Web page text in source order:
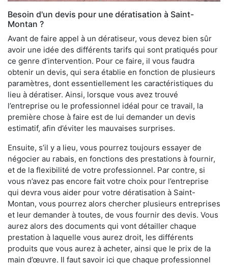
Besoin d'un devis pour une dératisation à Saint-
Montan ?
Avant de faire appel à un dératiseur, vous devez bien sûr
avoir une idée des différents tarifs qui sont pratiqués pour
ce genre d’intervention. Pour ce faire, il vous faudra
obtenir un devis, qui sera établie en fonction de plusieurs
paramètres, dont essentiellement les caractéristiques du
lieu à dératiser. Ainsi, lorsque vous avez trouvé
l’entreprise ou le professionnel idéal pour ce travail, la
première chose à faire est de lui demander un devis
estimatif, afin d’éviter les mauvaises surprises.
Ensuite, s’il y a lieu, vous pourrez toujours essayer de
négocier au rabais, en fonctions des prestations à fournir,
et de la flexibilité de votre professionnel. Par contre, si
vous n’avez pas encore fait votre choix pour l’entreprise
qui devra vous aider pour votre dératisation à Saint-
Montan, vous pourrez alors chercher plusieurs entreprises
et leur demander à toutes, de vous fournir des devis. Vous
aurez alors des documents qui vont détailler chaque
prestation à laquelle vous aurez droit, les différents
produits que vous aurez à acheter, ainsi que le prix de la
main d’œuvre. Il faut savoir ici que chaque professionnel